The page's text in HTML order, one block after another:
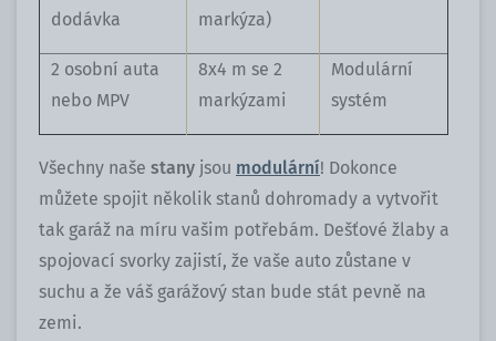
dodávka
markýza)
2 osobní auta
nebo MPV
8x4 m se 2
markýzami
Modulární
systém
Všechny naše stany jsou modulární! Dokonce
můžete spojit několik stanů dohromady a vytvořit
tak garáž na míru vašim potřebám. Dešťové žlaby a
spojovací svorky zajistí, že vaše auto zůstane v
suchu a že váš garážový stan bude stát pevně na
zemi.